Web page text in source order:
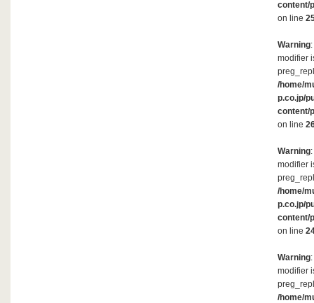
content/
on line
Warning
modifier
/home/
p.co.jp/
content/
on line
Warning
modifier
/home/
p.co.jp/
content/
on line
Warning
modifier
/home/